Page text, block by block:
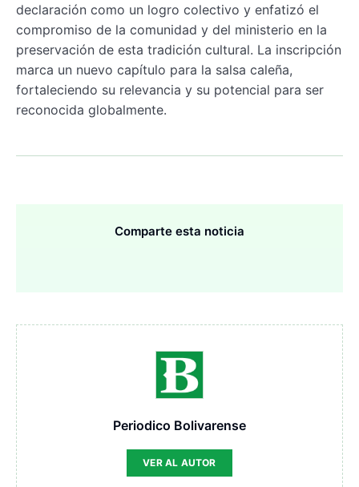
declaración como un logro colectivo y enfatizó el
compromiso de la comunidad y del ministerio en la
preservación de esta tradición cultural. La inscripción
marca un nuevo capítulo para la salsa caleña,
fortaleciendo su relevancia y su potencial para ser
reconocida globalmente.
Comparte esta noticia
Periodico Bolivarense
VER AL AUTOR